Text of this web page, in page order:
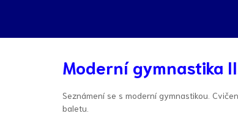
Moderní gymnastika
Seznámení se s moderní gymnastikou.
baletu.